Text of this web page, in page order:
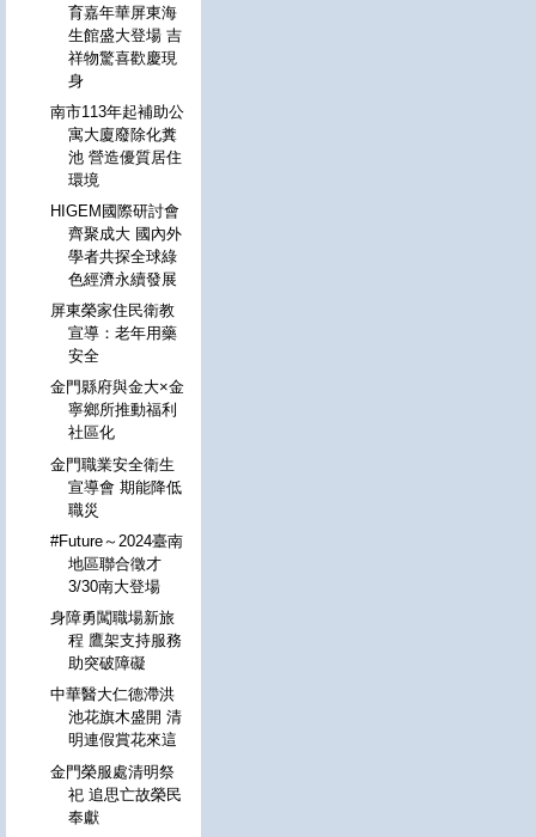
育嘉年華屏東海
生館盛大登場 吉
祥物驚喜歡慶現
身
南市113年起補助公
寓大廈廢除化糞
池 營造優質居住
環境
HIGEM國際研討會
齊聚成大 國內外
學者共探全球綠
色經濟永續發展
屏東榮家住民衛教
宣導：老年用藥
安全
金門縣府與金大×金
寧鄉所推動福利
社區化
金門職業安全衛生
宣導會 期能降低
職災
#Future～2024臺南
地區聯合徵才
3/30南大登場
身障勇闖職場新旅
程 鷹架支持服務
助突破障礙
中華醫大仁德滯洪
池花旗木盛開 清
明連假賞花來這
金門榮服處清明祭
祀 追思亡故榮民
奉獻